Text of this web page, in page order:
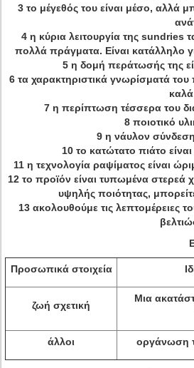
3 το μέγεθός του είναι μέσο,
4 η κύρια λειτουργία της sundries
πολλά πράγματα. Είναι κατάλληλο
5 η δομή περάτωσής της
6 τα χαρακτηριστικά γνωρίσματά
7 η περίπτωση τέσσερα του
8 ποιοτικό
9 η νάυλον
10 το κατώτατο πιάτο
11 η τεχνολογία ραψίματος είναι
12 το προϊόν είναι τυπωμένα στερεά
υψηλής ποιότητας,
13 ακολουθούμε τις λεπτομέρειες
Προσωπικά στοιχεία
ζωή σχετική
Μια
άλλοι οργάνωση